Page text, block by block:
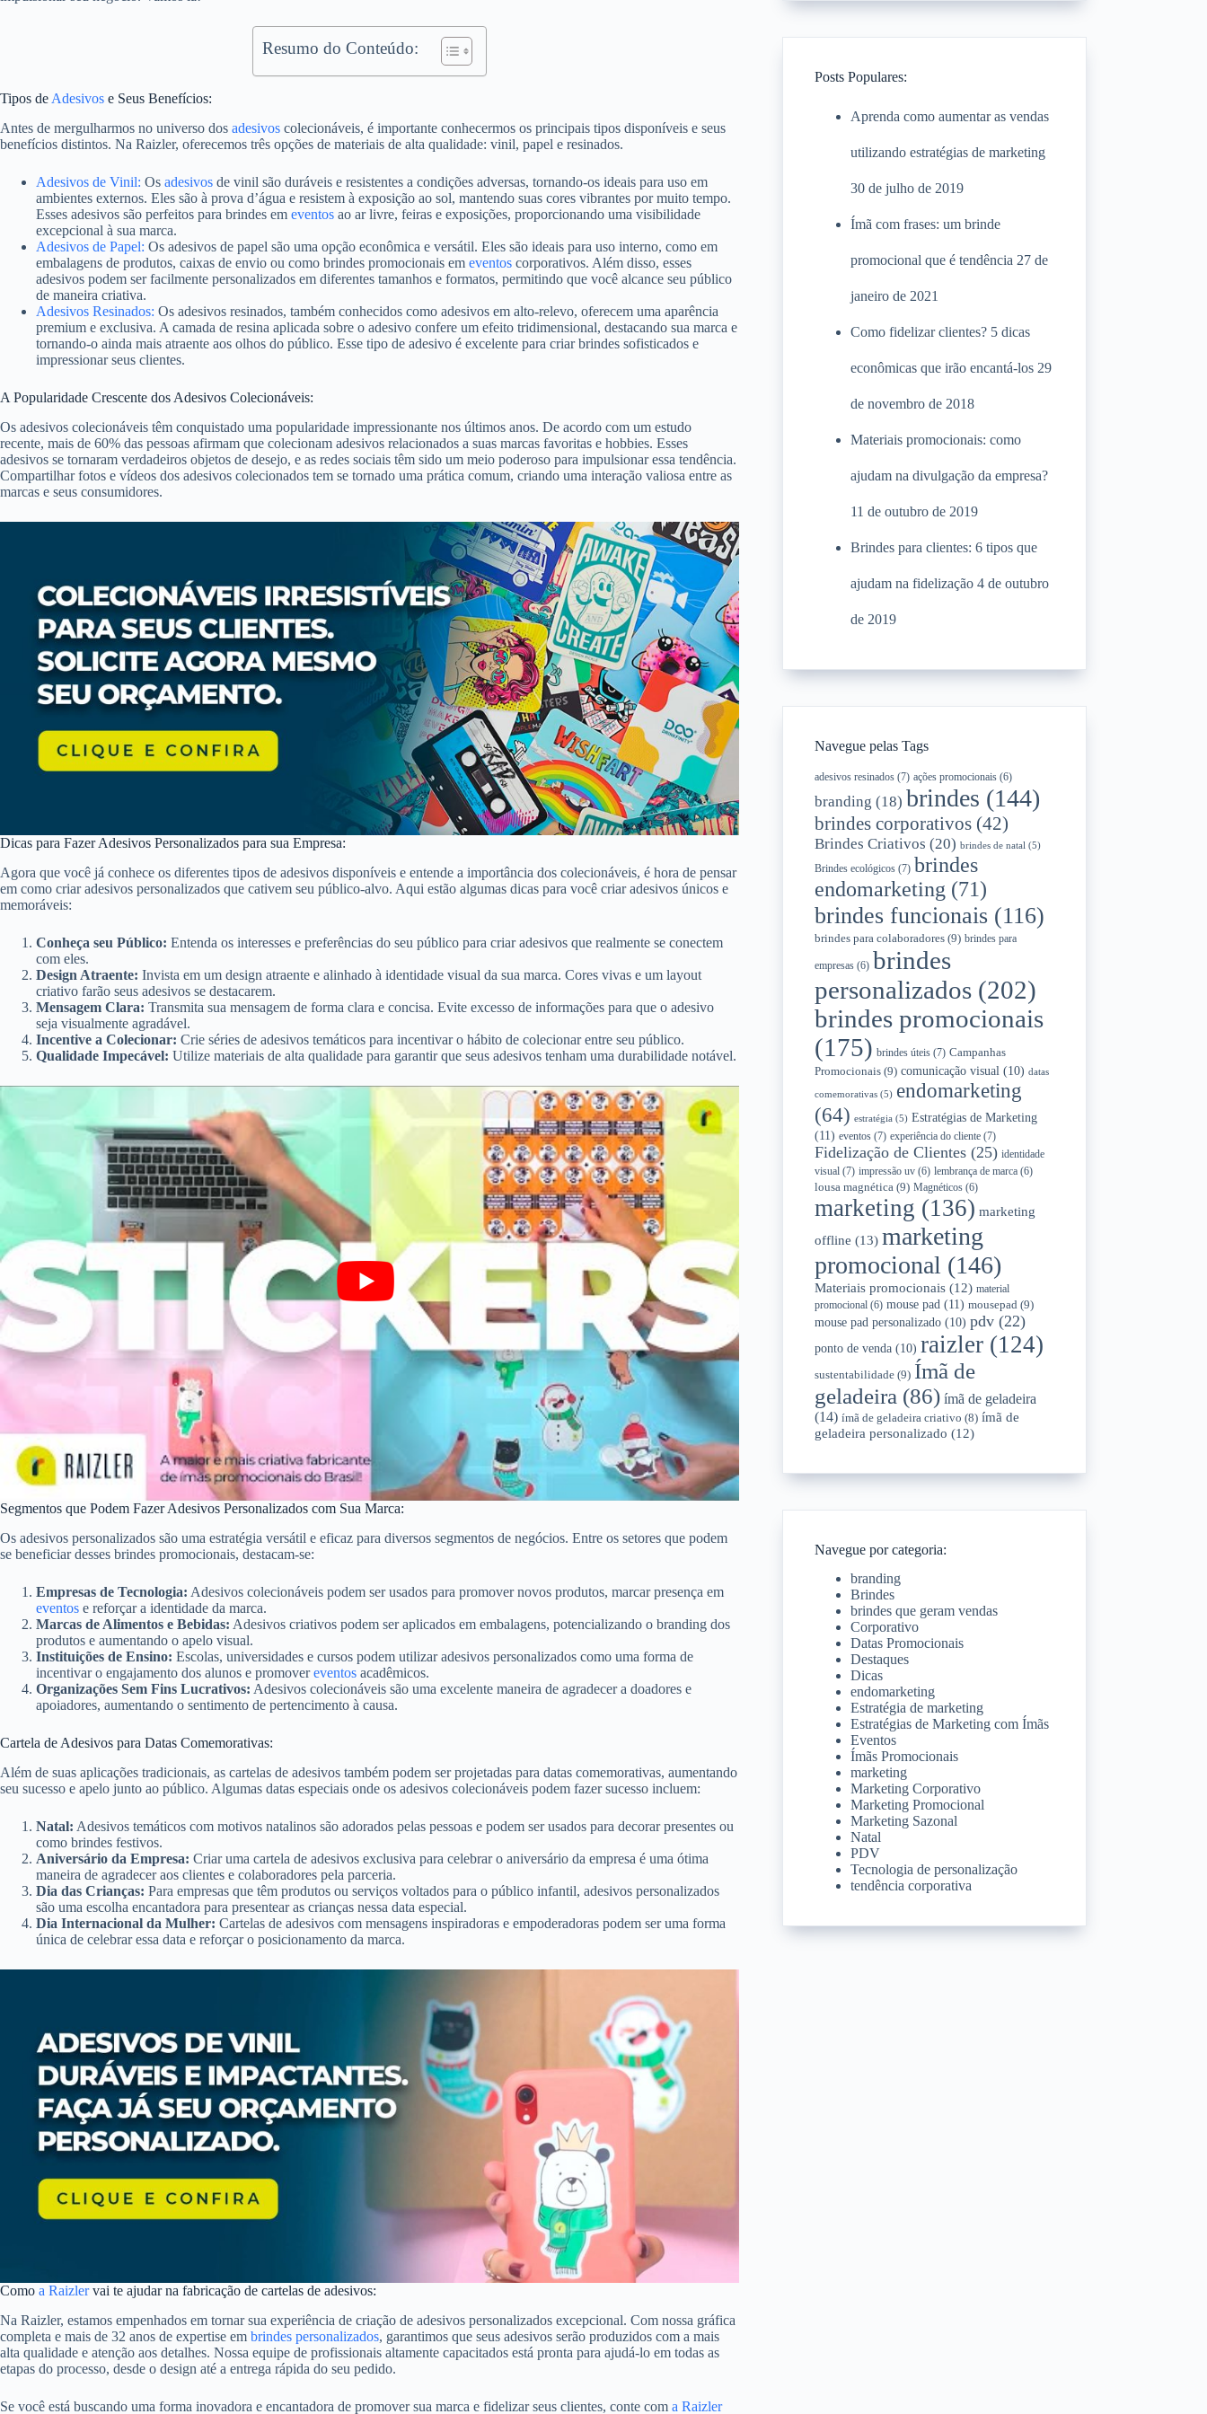
Resumo do Conteúdo:
Tipos de Adesivos e Seus Benefícios:
Antes de mergulharmos no universo dos adesivos colecionáveis, é importante conhecermos os principais tipos disponíveis e seus
benefícios distintos. Na Raizler, oferecemos três opções de materiais de alta qualidade: vinil, papel e resinados.
Adesivos de Vinil: Os adesivos de vinil são duráveis e resistentes a condições adversas, tornando-os ideais para uso em
ambientes externos. Eles são à prova d’água e resistem à exposição ao sol, mantendo suas cores vibrantes por muito tempo.
Esses adesivos são perfeitos para brindes em eventos ao ar livre, feiras e exposições, proporcionando uma visibilidade
excepcional à sua marca.
Adesivos de Papel: Os adesivos de papel são uma opção econômica e versátil. Eles são ideais para uso interno, como em
embalagens de produtos, caixas de envio ou como brindes promocionais em eventos corporativos. Além disso, esses
adesivos podem ser facilmente personalizados em diferentes tamanhos e formatos, permitindo que você alcance seu público
de maneira criativa.
Adesivos Resinados: Os adesivos resinados, também conhecidos como adesivos em alto-relevo, oferecem uma aparência
premium e exclusiva. A camada de resina aplicada sobre o adesivo confere um efeito tridimensional, destacando sua marca e
tornando-o ainda mais atraente aos olhos do público. Esse tipo de adesivo é excelente para criar brindes sofisticados e
impressionar seus clientes.
A Popularidade Crescente dos Adesivos Colecionáveis:
Os adesivos colecionáveis têm conquistado uma popularidade impressionante nos últimos anos. De acordo com um estudo
recente, mais de 60% das pessoas afirmam que colecionam adesivos relacionados a suas marcas favoritas e hobbies. Esses
adesivos se tornaram verdadeiros objetos de desejo, e as redes sociais têm sido um meio poderoso para impulsionar essa tendência.
Compartilhar fotos e vídeos dos adesivos colecionados tem se tornado uma prática comum, criando uma interação valiosa entre as
marcas e seus consumidores.
Dicas para Fazer Adesivos Personalizados para sua Empresa:
Agora que você já conhece os diferentes tipos de adesivos disponíveis e entende a importância dos colecionáveis, é hora de pensar
em como criar adesivos personalizados que cativem seu público-alvo. Aqui estão algumas dicas para você criar adesivos únicos e
memoráveis:
Conheça seu Público: Entenda os interesses e preferências do seu público para criar adesivos que realmente se conectem
com eles.
Design Atraente: Invista em um design atraente e alinhado à identidade visual da sua marca. Cores vivas e um layout
criativo farão seus adesivos se destacarem.
Mensagem Clara: Transmita sua mensagem de forma clara e concisa. Evite excesso de informações para que o adesivo
seja visualmente agradável.
Incentive a Colecionar: Crie séries de adesivos temáticos para incentivar o hábito de colecionar entre seu público.
Qualidade Impecável: Utilize materiais de alta qualidade para garantir que seus adesivos tenham uma durabilidade notável.
Segmentos que Podem Fazer Adesivos Personalizados com Sua Marca:
Os adesivos personalizados são uma estratégia versátil e eficaz para diversos segmentos de negócios. Entre os setores que podem
se beneficiar desses brindes promocionais, destacam-se:
Empresas de Tecnologia: Adesivos colecionáveis podem ser usados para promover novos produtos, marcar presença em
eventos e reforçar a identidade da marca.
Marcas de Alimentos e Bebidas: Adesivos criativos podem ser aplicados em embalagens, potencializando o branding dos
produtos e aumentando o apelo visual.
Instituições de Ensino: Escolas, universidades e cursos podem utilizar adesivos personalizados como uma forma de
incentivar o engajamento dos alunos e promovereventos acadêmicos.
Organizações Sem Fins Lucrativos: Adesivos colecionáveis são uma excelente maneira de agradecer a doadores e
apoiadores, aumentando o sentimento de pertencimento à causa.
Cartela de Adesivos para Datas Comemorativas:
Além de suas aplicações tradicionais, as cartelas de adesivos também podem ser projetadas para datas comemorativas, aumentando
seu sucesso e apelo junto ao público. Algumas datas especiais onde os adesivos colecionáveis podem fazer sucesso incluem:
Natal: Adesivos temáticos com motivos natalinos são adorados pelas pessoas e podem ser usados para decorar presentes ou
como brindes festivos.
Aniversário da Empresa: Criar uma cartela de adesivos exclusiva para celebrar o aniversário da empresa é uma ótima
maneira de agradecer aos clientes e colaboradores pela parceria.
Dia das Crianças: Para empresas que têm produtos ou serviços voltados para o público infantil, adesivos personalizados
são uma escolha encantadora para presentear as crianças nessa data especial.
Dia Internacional da Mulher: Cartelas de adesivos com mensagens inspiradoras e empoderadoras podem ser uma forma
única de celebrar essa data e reforçar o posicionamento da marca.
Como a Raizlervai te ajudar na fabricação de cartelas de adesivos:
Na Raizler, estamos empenhados em tornar sua experiência de criação de adesivos personalizados excepcional. Com nossa gráfica
completa e mais de 32 anos de expertise em brindes personalizados, garantimos que seus adesivos serão produzidos com a mais
alta qualidade e atenção aos detalhes. Nossa equipe de profissionais altamente capacitados está pronta para ajudá-lo em todas as
etapas do processo, desde o design até a entrega rápida do seu pedido.
Se você está buscando uma forma inovadora e encantadora de promover sua marca e fidelizar seus clientes, conte com a Raizler
Posts Populares:
Aprenda como aumentar as vendas
utilizando estratégias de marketing
30 de julho de 2019
Ímã com frases: um brinde
promocional que é tendência 27 de
janeiro de 2021
Como fidelizar clientes? 5 dicas
econômicas que irão encantá-los 29
de novembro de 2018
Materiais promocionais: como
ajudam na divulgação da empresa?
11 de outubro de 2019
Brindes para clientes: 6 tipos que
ajudam na fidelização 4 de outubro
de 2019
Navegue pelas Tags
adesivos resinados(7) ações promocionais(6)
branding (18) brindes (144)
brindes corporativos(42)
Brindes Criativos (20) brindes de natal (5)
Brindes ecológicos(7) brindes
endomarketing (71)
brindes funcionais(116)
brindes para colaboradores(9) brindes para
empresas(6) brindes
personalizados(202)
brindes promocionais
(175) brindes úteis(7) Campanhas
Promocionais(9) comunicação visual (10) datas
comemorativas(5) endomarketing
(64) estratégia (5) Estratégias de Marketing
(11) eventos(7) experiência do cliente(7)
Fidelização de Clientes(25) identidade
visual(7) impressão uv(6) lembrança de marca(6)
lousa magnética (9) Magnéticos(6)
marketing (136) marketing
offline (13) marketing
promocional (146)
Materiais promocionais(12) material
promocional (6) mouse pad (11) mousepad (9)
mouse pad personalizado(10) pdv(22)
ponto de venda(10) raizler(124)
sustentabilidade(9) Ímã de
geladeira (86) ímã de geladeira
(14) ímã de geladeira criativo (8) ímã de
geladeira personalizado (12)
Navegue por categoria:
branding
Brindes
brindes que geram vendas
Corporativo
Datas Promocionais
Destaques
Dicas
endomarketing
Estratégia de marketing
Estratégias de Marketing com Ímãs
Eventos
Ímãs Promocionais
marketing
Marketing Corporativo
Marketing Promocional
Marketing Sazonal
Natal
PDV
Tecnologia de personalização
tendência corporativa